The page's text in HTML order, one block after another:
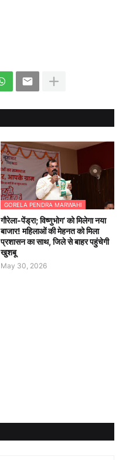
GORELA PENDRA MARWAHI
गौरेला-पेंड्रा; विष्णुभोग’ को मिलेगा नया
बाजार! महिलाओं की मेहनत को मिला
प्रशासन का साथ, जिले से बाहर पहुंचेगी
खुशबू
May 30, 2026